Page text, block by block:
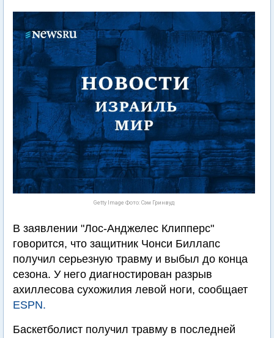
Getty Image Фото: Сэм Гринвуд
В заявлении "Лос-Анджелес Клипперс"
говорится, что защитник Чонси Биллапс
получил серьезную травму и выбыл до конца
сезона. У него диагностирован разрыв
ахиллесова сухожилия левой ноги, сообщает
ESPN.
Баскетболист получил травму в последней